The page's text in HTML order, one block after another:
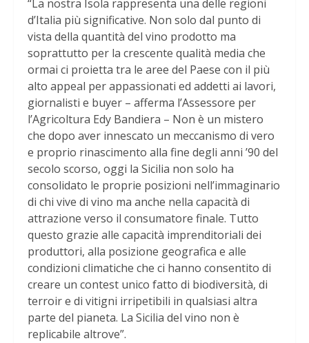
“La nostra Isola rappresenta una delle regioni
d’Italia più significative. Non solo dal punto di
vista della quantità del vino prodotto ma
soprattutto per la crescente qualità media che
ormai ci proietta tra le aree del Paese con il più
alto appeal per appassionati ed addetti ai lavori,
giornalisti e buyer – afferma l’Assessore per
l’Agricoltura Edy Bandiera – Non è un mistero
che dopo aver innescato un meccanismo di vero
e proprio rinascimento alla fine degli anni ’90 del
secolo scorso, oggi la Sicilia non solo ha
consolidato le proprie posizioni nell’immaginario
di chi vive di vino ma anche nella capacità di
attrazione verso il consumatore finale. Tutto
questo grazie alle capacità imprenditoriali dei
produttori, alla posizione geografica e alle
condizioni climatiche che ci hanno consentito di
creare un contest unico fatto di biodiversità, di
terroir e di vitigni irripetibili in qualsiasi altra
parte del pianeta. La Sicilia del vino non è
replicabile altrove”.